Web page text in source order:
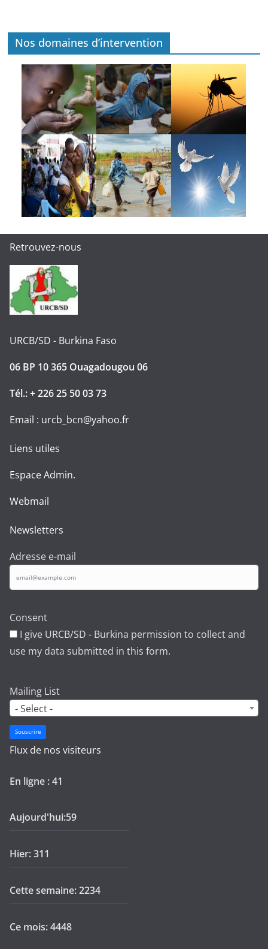
Nos domaines d’intervention
Retrouvez-nous
URCB/SD - Burkina Faso
06 BP 10 365 Ouagadougou 06
Tél.: + 226 25 50 03 73
Email : urcb_bcn@yahoo.fr
Liens utiles
Espace Admin.
Webmail
Newsletters
Adresse e-mail
Consent
I give URCB/SD - Burkina permission to collect and
use my data submitted in this form.
Mailing List
- Select -
Souscrire
Flux de nos visiteurs
En ligne : 41
Aujourd'hui:59
Hier: 311
Cette semaine: 2234
Ce mois: 4448